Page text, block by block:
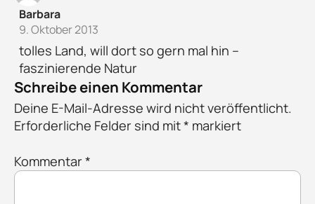
Barbara
9. Oktober 2013
tolles Land, will dort so gern mal hin –
faszinierende Natur
Schreibe einen Kommentar
Deine E-Mail-Adresse wird nicht veröffentlicht.
Erforderliche Felder sind mit* markiert
Kommentar *